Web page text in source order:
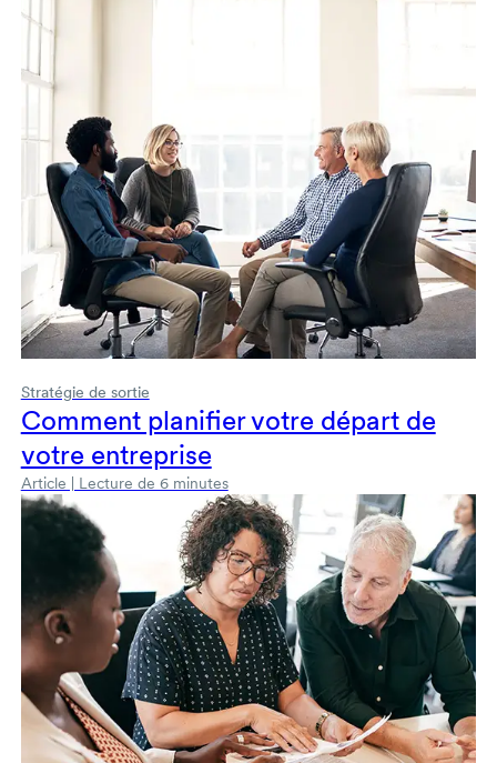
Stratégie de sortie
Comment planifier votre départ de
votre entreprise
Article | Lecture de 6 minutes